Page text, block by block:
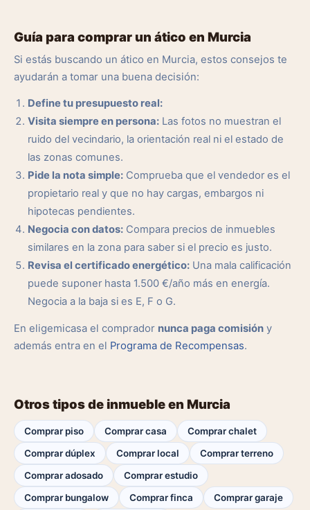
Guía para comprar un ático en Murcia
Si estás buscando un ático en Murcia, estos consejos te
ayudarán a tomar una buena decisión:
Define tu presupuesto real:
Visita siempre en persona: Las fotos no muestran el
ruido del vecindario, la orientación real ni el estado de
las zonas comunes.
Pide la nota simple: Comprueba que el vendedor es el
propietario real y que no hay cargas, embargos ni
hipotecas pendientes.
Negocia con datos: Compara precios de inmuebles
similares en la zona para saber si el precio es justo.
Revisa el certificado energético: Una mala calificación
puede suponer hasta 1.500 €/año más en energía.
Negocia a la baja si es E, F o G.
En eligemicasa el comprador nunca paga comisión y
además entra en el Programa de Recompensas.
Otros tipos de inmueble en Murcia
Comprar piso Comprar casa
Comprar chalet
Comprar dúplex
Comprar local
Comprar terreno
Comprar adosado
Comprar estudio
Comprar bungalow
Comprar finca
Comprar garaje